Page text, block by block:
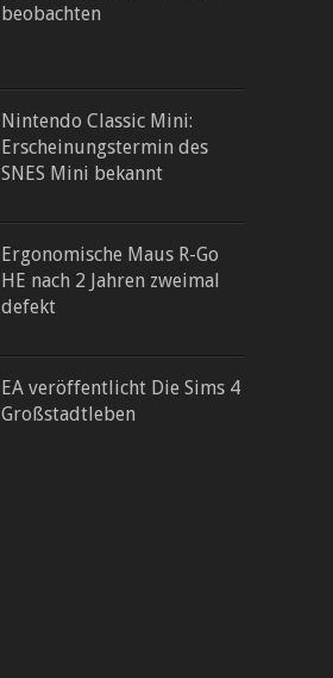
beobachten
Nintendo Classic Mini:
Erscheinungstermin des
SNES Mini bekannt
Ergonomische Maus R-Go
HE nach 2 Jahren zweimal
defekt
EA veröffentlicht Die Sims 4
Großstadtleben